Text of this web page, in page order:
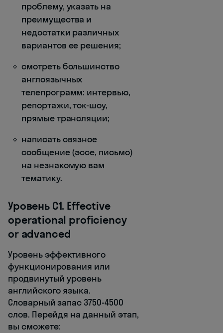
проблему, указать на
преимущества и
недостатки различных
вариантов ее решения;
смотреть большинство
англоязычных
телепрограмм: интервью,
репортажи, ток-шоу,
прямые трансляции;
написать связное
сообщение (эссе, письмо)
на незнакомую вам
тематику.
Уровень C1. Effective
operational proficiency
or advanced
Уровень эффективного
функционирования или
продвинутый уровень
английского языка.
Словарный запас 3750-4500
слов. Перейдя на данный этап,
вы сможете: